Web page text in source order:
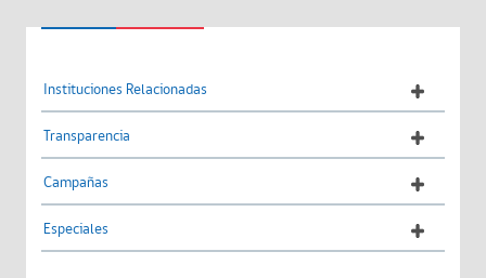
Instituciones Relacionadas
Transparencia
Campañas
Especiales